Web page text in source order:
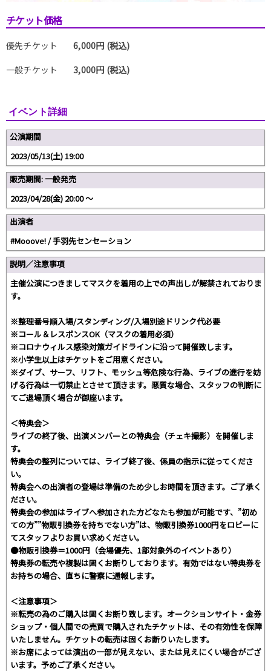
チケット価格
優先チケット
6,000円 (税込)
一般チケット
3,000円 (税込)
イベント詳細
公演期間
2023/05/13(土) 19:00
販売期間: 一般発売
2023/04/28(金) 20:00 〜
出演者
#Mooove! / 手羽先センセーション
説明／注意事項
主催公演につきましてマスクを着用の上での声出しが解禁されておりま
す。
※整理番号順入場/スタンディング/入場別途ドリンク代必要
※コール＆レスポンスOK（マスクの着用必須）
※コロナウィルス感染対策ガイドラインに沿って開催致します。
※小学生以上はチケットをご用意ください。
※ダイブ、サーフ、リフト、モッシュ等危険な行為、ライブの進行を妨
げる行為は一切禁止とさせて頂きます。悪質な場合、スタッフの判断に
てご退場頂く場合が御座います。
＜特典会＞
ライブの終了後、出演メンバーとの特典会（チェキ撮影）を開催しま
す。
特典会の整列については、ライブ終了後、係員の指示に従ってくださ
い。
特典会への出演者の登場は準備のため少しお時間を頂きます。ご了承く
ださい。
特典会の参加はライブへ参加された方どなたも参加が可能です、”初め
ての方””物販引換券を持ちでない方”は、物販引換券1000円をロビーに
てスタッフよりお買い求めください。
●物販引換券＝1000円（会場優先、1部対象外のイベントあり）
特典券の転売や複製は固くお断りしております。有効ではない特典券を
お持ちの場合、直ちに警察に通報します。
＜注意事項＞
※転売の為のご購入は固くお断り致します。オークションサイト・金券
ショップ・個人間での売買で購入されたチケットは、その有効性を保障
いたしません。チケットの転売は固くお断りいたします。
※お席によっては演出の一部が見えない、または見えにくい場合がござ
います。予めご了承ください。